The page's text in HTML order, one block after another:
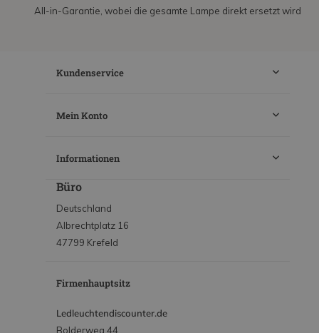
All-in-Garantie, wobei die gesamte Lampe direkt ersetzt wird
Kundenservice
Mein Konto
Informationen
Büro
Deutschland
Albrechtplatz 16
47799 Krefeld
Firmenhauptsitz
Ledleuchtendiscounter.de
Bolderweg 44